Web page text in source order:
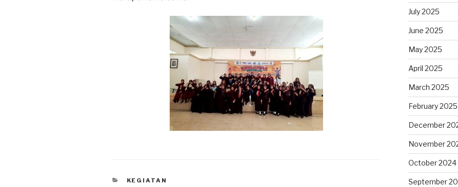
KEGIATAN
July 2025
June 2025
May 2025
April 2025
March 2025
February 2025
December
November
October 2024
September